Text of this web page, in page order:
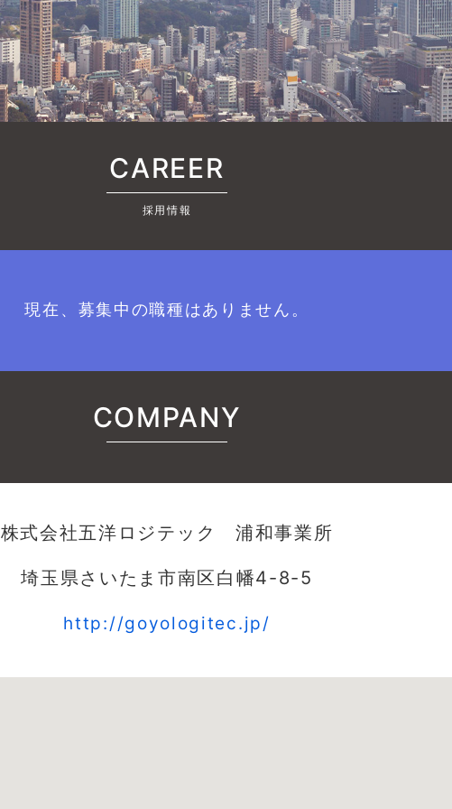
CAREER
採用情報
現在、募集中の職種はありません。
COMPANY
株式会社五洋ロジテック 浦和事業所
埼玉県さいたま市南区白幡4-8-5
http://goyologitec.jp/